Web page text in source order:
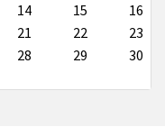
14 15
16
21 22
23
28 29
30